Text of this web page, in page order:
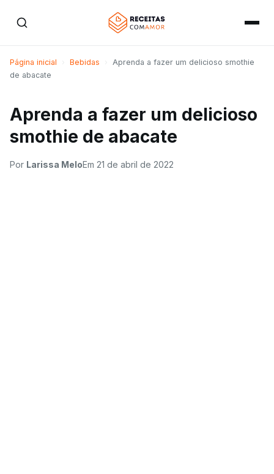
Página inicial Bebidas
Aprenda a fazer um delicioso smothie
de abacate
Aprenda a fazer um delicioso
smothie de abacate
Por Larissa MeloEm 21 de abril de 2022